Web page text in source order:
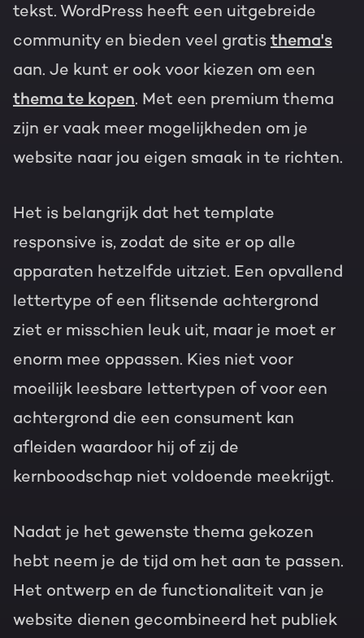
tekst. WordPress heeft een uitgebreide
community en bieden veel gratis thema's
aan. Je kunt er ook voor kiezen om een
thema te kopen. Met een premium thema
zijn er vaak meer mogelijkheden om je
website naar jou eigen smaak in te richten.
Het is belangrijk dat het template
responsive is, zodat de site er op alle
apparaten hetzelfde uitziet. Een opvallend
lettertype of een flitsende achtergrond
ziet er misschien leuk uit, maar je moet er
enorm mee oppassen. Kies niet voor
moeilijk leesbare lettertypen of voor een
achtergrond die een consument kan
afleiden waardoor hij of zij de
kernboodschap niet voldoende meekrijgt.
Nadat je het gewenste thema gekozen
hebt neem je de tijd om het aan te passen.
Het ontwerp en de functionaliteit van je
website dienen gecombineerd het publiek